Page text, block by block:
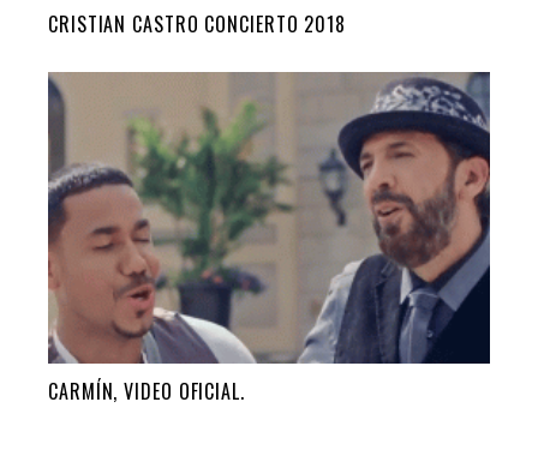
CRISTIAN CASTRO CONCIERTO 2018
CARMÍN, VIDEO OFICIAL.